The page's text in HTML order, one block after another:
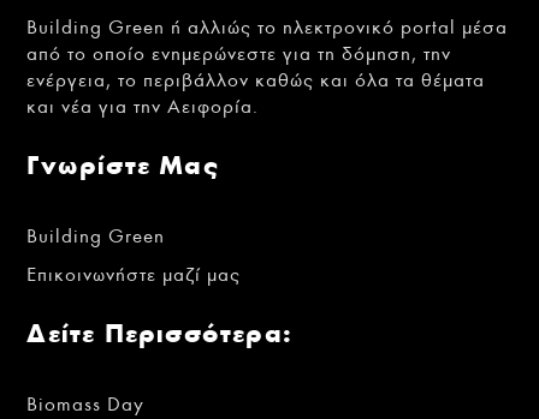
Building Green ή αλλιώς το ηλεκτρονικό portal μέσα
από το οποίο ενημερώνεστε για τη δόμηση, την
ενέργεια, το περιβάλλον καθώς και όλα τα θέματα
και νέα για την Αειφορία.
Γνωρίστε Μας
Building Green
Επικοινωνήστε μαζί μας
Δείτε Περισσότερα:
Biomass Day